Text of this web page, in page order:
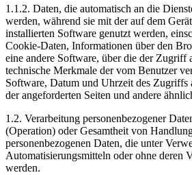
1.1.2. Daten, die automatisch an die
werden, während sie mit der auf dem
installierten Software genutzt werden,
Cookie-Daten, Informationen über den
eine andere Software, über die der Zugriff
technische Merkmale der vom Benutzer
Software, Datum und Uhrzeit des Zugriffs
der angeforderten Seiten und andere
1.2. Verarbeitung personenbezogener
(Operation) oder Gesamtheit von
personenbezogenen Daten, die unter
Automatisierungsmitteln oder ohne deren
werden.